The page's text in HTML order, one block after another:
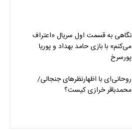
نگاهی به قسمت اول سریال «اعتراف
می‌کنم» با بازی حامد بهداد و پوریا
پورسرخ
روحانی‌ای با اظهارنظرهای جنجالی/
محمدباقر خرازی کیست؟